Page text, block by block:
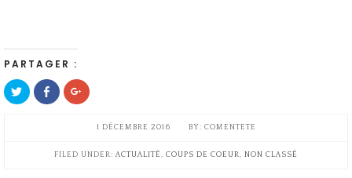
PARTAGER :
Cliquez
pour
partager
nouvelle
Cliquez
pour
partager
Facebook(ouvre
nouvelle
Cliquez
pour
Google+
une
1 DÉCEMBRE 2016 COMENTETE
FILED UNDER:ACTUALITÉ, COUPS DE COEUR, NON CLASSÉ